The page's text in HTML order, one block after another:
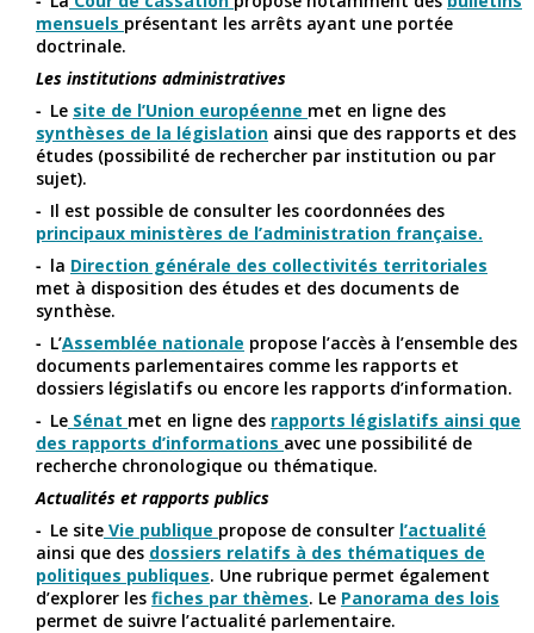
mensuels présentant les arrêts ayant une portée
doctrinale.
Les institutions administratives
Le site de l’Union européenne met en ligne des
synthèses de la législation ainsi que des rapports et des
études (possibilité de rechercher par institution ou par
sujet).
Il est possible de consulter les coordonnées des
principaux ministères de l’administration française.
la Direction générale des collectivités territoriales
met à disposition des études et des documents de
synthèse.
L’Assemblée nationale propose l’accès à l’ensemble des
documents parlementaires comme les rapports et
dossiers législatifs ou encore les rapports d’information.
Le Sénat met en ligne des rapports législatifs ainsi que
des rapports d’informations avec une possibilité de
recherche chronologique ou thématique.
Actualités et rapports publics
Le site Vie publique propose de consulter l’actualité
ainsi que des dossiers relatifs à des thématiques de
politiques publiques. Une rubrique permet également
d’explorer les fiches par thèmes. Le Panorama des lois
permet de suivre l’actualité parlementaire.